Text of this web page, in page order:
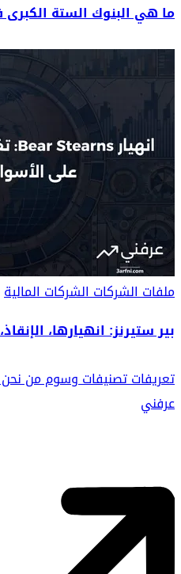
ما هي البنوك الستة الكبرى
ملفات الشركاتالشركات المالية
بير ستيرنز: انهيارها،
تعريفاتتصنيفاتوسوممن
عرفني